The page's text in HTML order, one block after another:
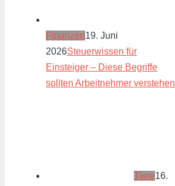
Finanzen19. Juni
2026Steuerwissen für
Einsteiger – Diese Begriffe
sollten Arbeitnehmer verstehen
Tiere16.